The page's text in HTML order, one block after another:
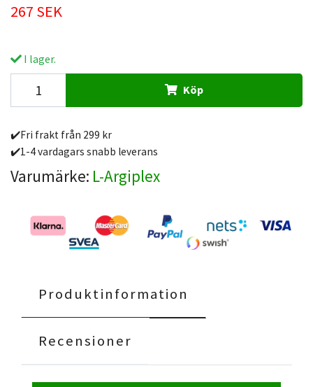
267 SEK
I lager.
Köp
✔️Fri frakt från 299 kr
✔️1-4 vardagars snabb leverans
Varumärke: L-Argiplex
Produktinformation
Recensioner